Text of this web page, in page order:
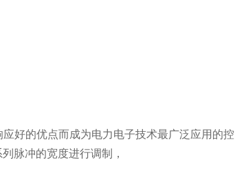
好的优点而成为电力电子技术最广泛应用的控
列脉冲的宽度进行调制，